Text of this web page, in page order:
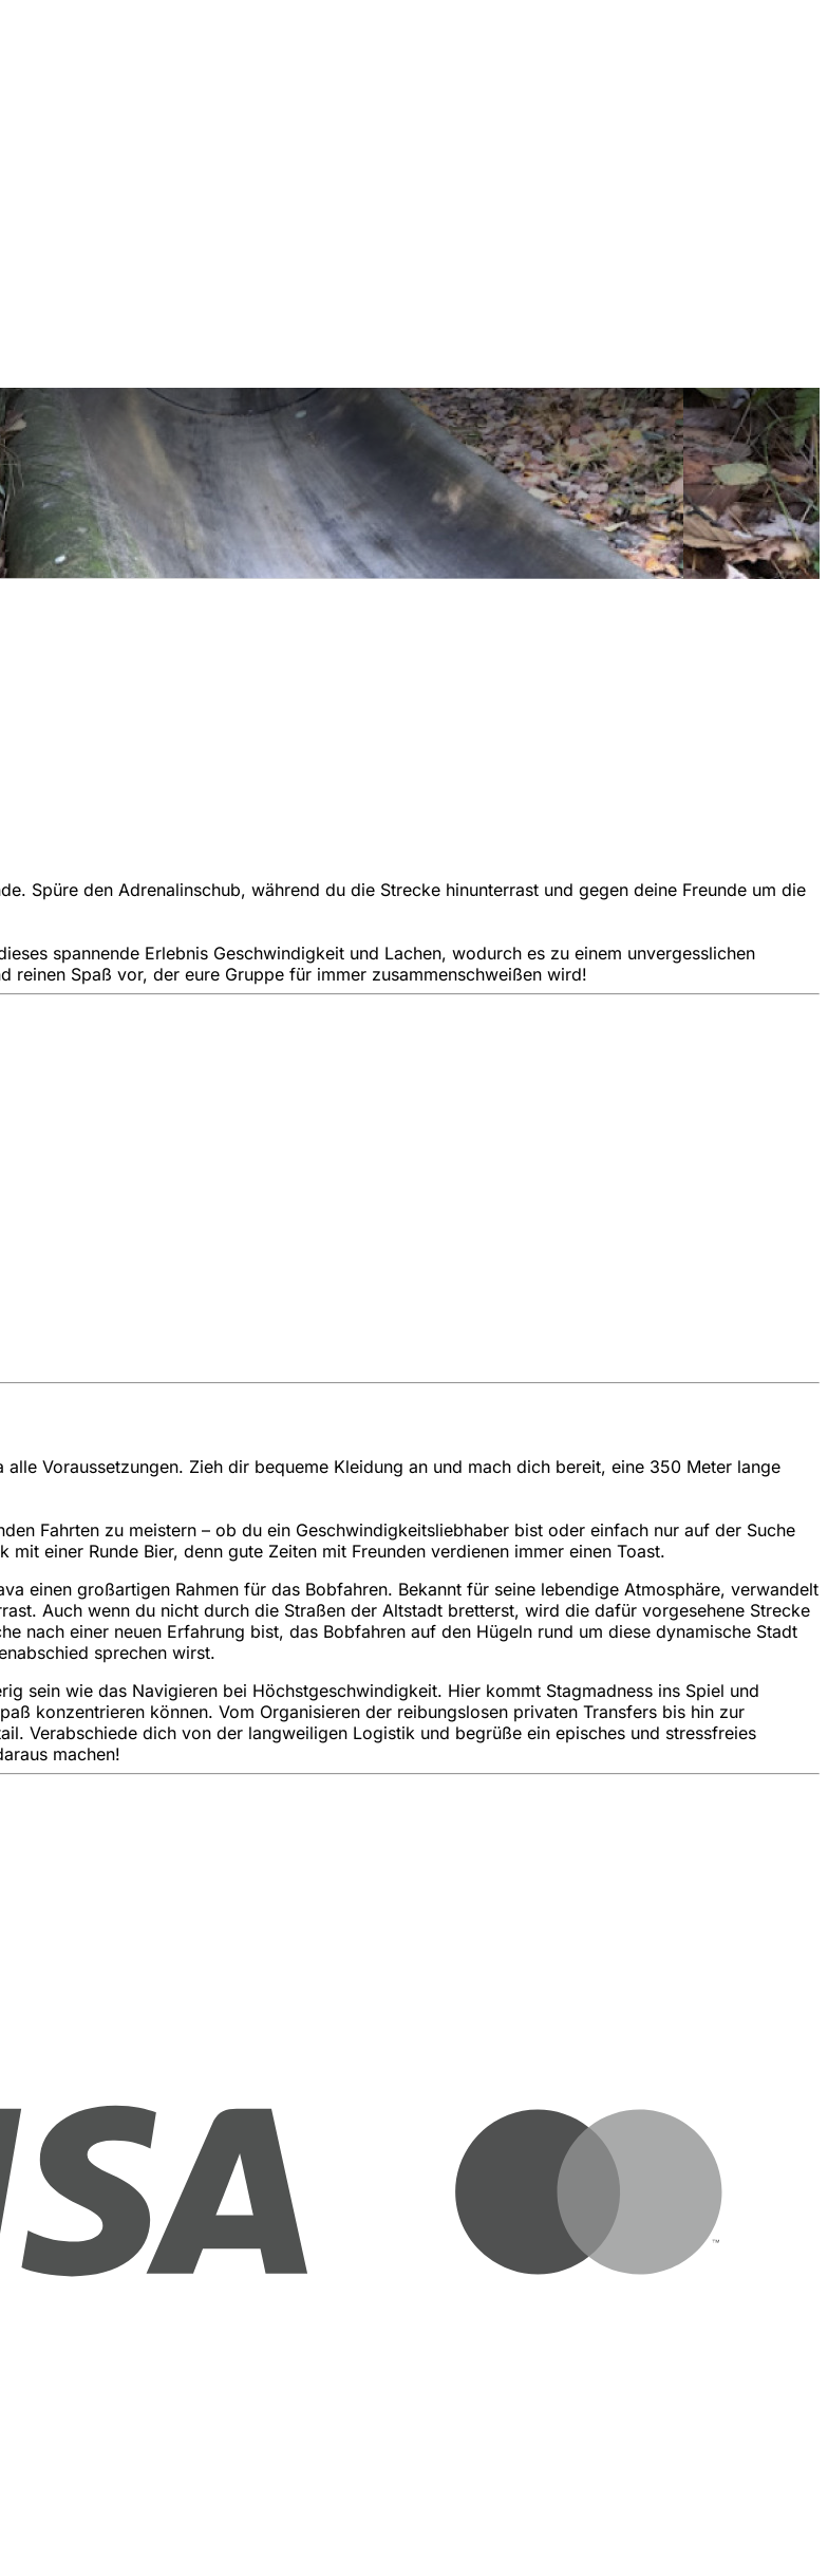
Spüre den Adrenalinschub, während du die Strecke hinunterrast und gegen deine Freunde um die
spannende Erlebnis Geschwindigkeit und Lachen, wodurch es zu einem unvergesslichen
reinen Spaß vor, der eure Gruppe für immer zusammenschweißen wird!
Voraussetzungen. Zieh dir bequeme Kleidung an und mach dich bereit, eine 350 Meter lange
Fahrten zu meistern – ob du ein Geschwindigkeitsliebhaber bist oder einfach nur auf der Suche
einer Runde Bier, denn gute Zeiten mit Freunden verdienen immer einen Toast.
einen großartigen Rahmen für das Bobfahren. Bekannt für seine lebendige Atmosphäre, verwandelt
Auch wenn du nicht durch die Straßen der Altstadt bretterst, wird die dafür vorgesehene Strecke
nach einer neuen Erfahrung bist, das Bobfahren auf den Hügeln rund um diese dynamische Stadt
sprechen wirst.
sein wie das Navigieren bei Höchstgeschwindigkeit. Hier kommt Stagmadness ins Spiel und
konzentrieren können. Vom Organisieren der reibungslosen privaten Transfers bis hin zur
Verabschiede dich von der langweiligen Logistik und begrüße ein episches und stressfreies
machen!